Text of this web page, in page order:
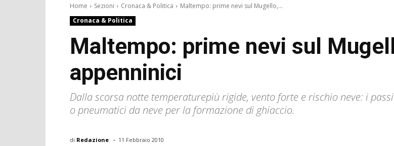
Home Sezioni Cronaca & Politica
Maltempo: prime nevi sul Mugello,...
Cronaca & Politica
Maltempo: prime nevi sul
appenninici
Dalla scorsa notte temperaturepiù rigide, vento forte e rischio neve: i
o pneumatici da neve per la formazione di ghiaccio.
di Redazione - 11 Febbraio 2010